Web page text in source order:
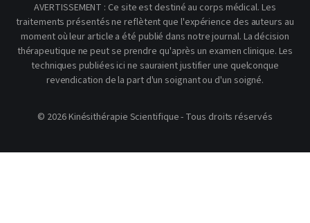
AVERTISSEMENT : Ce site est destiné au corps médical. Les
traitements présentés ne reflètent que l'expérience des auteurs au
moment où leur article a été publié dans notre journal. La décision
thérapeutique ne peut se prendre qu'après un examen clinique. Les
techniques publiées ici ne sauraient justifier une quelconque
revendication de la part d'un soignant ou d'un soigné.
© 2026 Kinésithérapie Scientifique - Tous droits réservés